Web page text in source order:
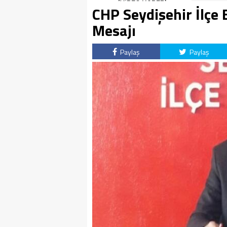
(VİDEO HABER)
CHP Seydişehir İlçe
Mesajı
Paylaş Paylaş